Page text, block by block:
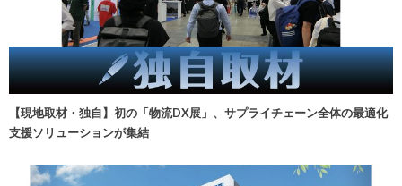
【現地取材・独自】初の「物流DX展」、サプライチェーン全体の最適化
支援ソリューションが集結